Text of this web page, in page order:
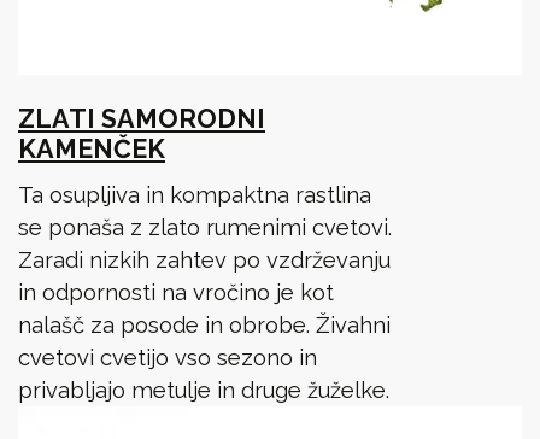
ZLATI SAMORODNI
KAMENČEK
Ta osupljiva in kompaktna rastlina
se ponaša z zlato rumenimi cvetovi.
Zaradi nizkih zahtev po vzdrževanju
in odpornosti na vročino je kot
nalašč za posode in obrobe. Živahni
cvetovi cvetijo vso sezono in
privabljajo metulje in druge žuželke.